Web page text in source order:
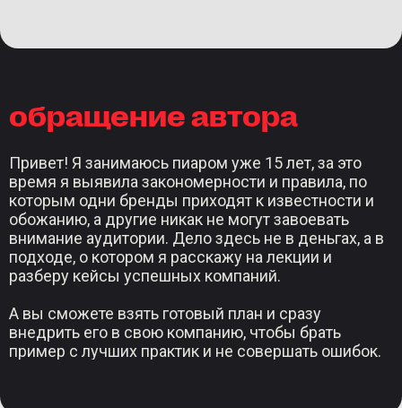
обращение автора
Привет! Я занимаюсь пиаром уже 15 лет, за это
время я выявила закономерности и правила, по
которым одни бренды приходят к известности и
обожанию, а другие никак не могут завоевать
внимание аудитории. Дело здесь не в деньгах, а в
подходе, о котором я расскажу на лекции и
разберу кейсы успешных компаний.
А вы сможете взять готовый план и сразу
внедрить его в свою компанию, чтобы брать
пример с лучших практик и не совершать ошибок.